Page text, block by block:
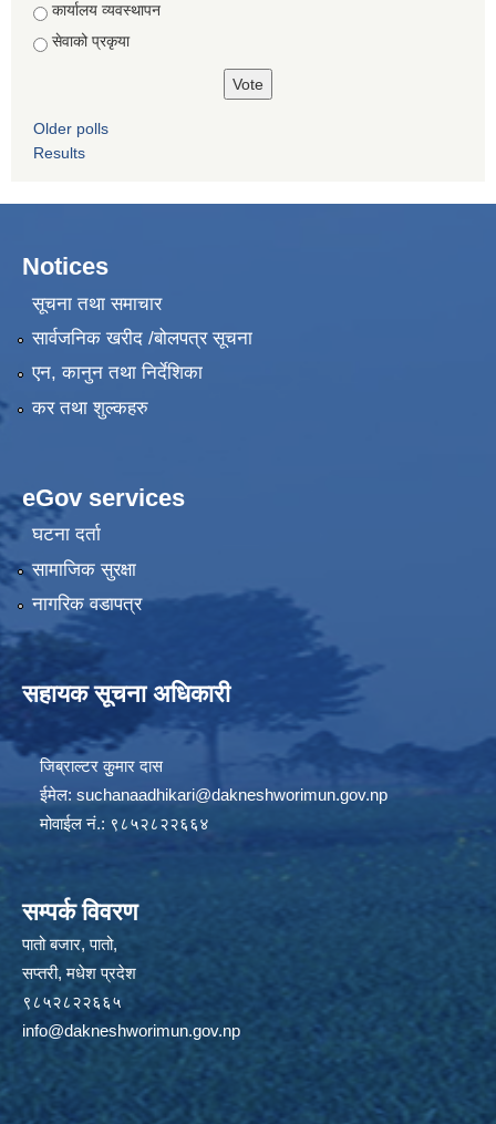
कार्यालय व्यवस्थापन
सेवाको प्रकृया
Older polls
Results
Notices
सूचना तथा समाचार
सार्वजनिक खरीद /बोलपत्र सूचना
एन, कानुन तथा निर्देशिका
कर तथा शुल्कहरु
eGov services
घटना दर्ता
सामाजिक सुरक्षा
नागरिक वडापत्र
सहायक सूचना अधिकारी
जिब्राल्टर कुुमार दास
ईमेल: suchanaadhikari@dakneshworimun.gov.np
मोवाईल नं.: ९८५२८२२६६४
सम्पर्क विवरण
पातो बजार, पातो,
सप्तरी, मधेश प्रदेश
९८५२८२२६६५
info@dakneshworimun.gov.np